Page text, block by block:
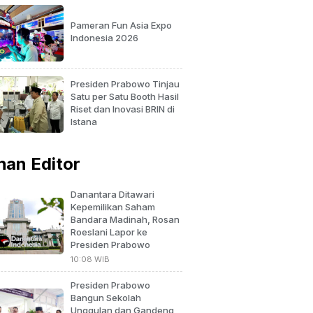
Pameran Fun Asia Expo
Indonesia 2026
Presiden Prabowo Tinjau
Satu per Satu Booth Hasil
Riset dan Inovasi BRIN di
Istana
Editor
Danantara Ditawari
Kepemilikan Saham
Bandara Madinah, Rosan
Roeslani Lapor ke
Presiden Prabowo
10:08 WIB
Presiden Prabowo
Bangun Sekolah
Unggulan dan Gandeng